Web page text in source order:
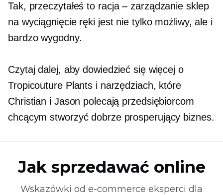
Tak, przeczytałeś to racja – zarządzanie sklep
na wyciągnięcie ręki jest nie tylko możliwy, ale i
bardzo wygodny.
Czytaj dalej, aby dowiedzieć się więcej o
Tropicouture Plants i narzędziach, które
Christian i Jason polecają przedsiębiorcom
chcącym stworzyć dobrze prosperujący biznes.
Jak sprzedawać online
Wskazówki od e-commerce eksperci dla